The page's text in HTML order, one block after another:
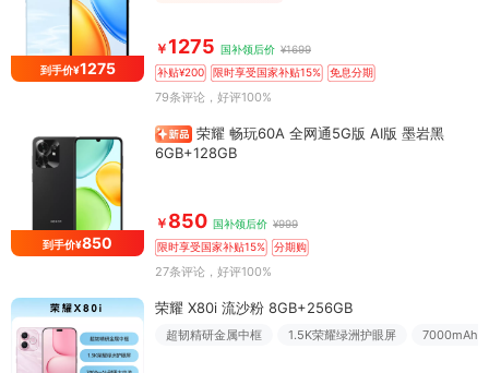
到手价¥1275
￥ 1275 国补领后价 ¥1699
补贴¥200
限时享受国家补贴15% 免息分期
79条评论 ，好评100%
到手价¥850
荣耀 畅玩60A 全网通5G版 AI版 墨岩黑
6GB+128GB
￥ 850 国补领后价 ¥999
限时享受国家补贴15%
分期购
27条评论 ，好评100%
荣耀 X80i 流沙粉 8GB+256GB
超韧精研金属中框 1.5K荣耀绿洲护眼屏 7000mAh